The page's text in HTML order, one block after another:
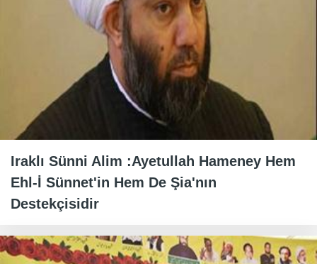
Iraklı Sünni Alim :Ayetullah Hameney Hem
Ehl-İ Sünnet'in Hem De Şia'nın
Destekçisidir